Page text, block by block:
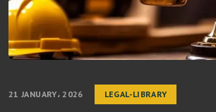
21 JANUARY، 2026 LEGAL-LIBRARY